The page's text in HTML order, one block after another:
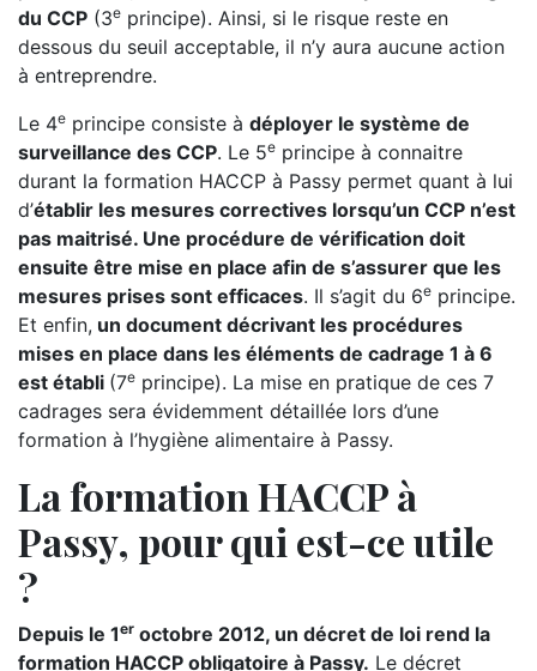
du CCP (3e principe). Ainsi, si le risque reste en
dessous du seuil acceptable, il n’y aura aucune action
à entreprendre.
Le 4e principe consiste à déployer le système de
surveillance des CCP. Le 5e principe à connaitre
durant la formation HACCP à Passy permet quant à lui
d’établir les mesures correctives lorsqu’un CCP n’est
pas maitrisé. Une procédure de vérification doit
ensuite être mise en place afin de s’assurer que les
mesures prises sont efficaces. Il s’agit du 6e principe.
Et enfin, un document décrivant les procédures
mises en place dans les éléments de cadrage 1 à 6
est établi (7e principe). La mise en pratique de ces 7
cadrages sera évidemment détaillée lors d’une
formation à l’hygiène alimentaire à Passy.
La formation HACCP à
Passy, pour qui est-ce utile
?
Depuis le 1er octobre 2012, un décret de loi rend la
formation HACCP obligatoire à Passy. Le décret